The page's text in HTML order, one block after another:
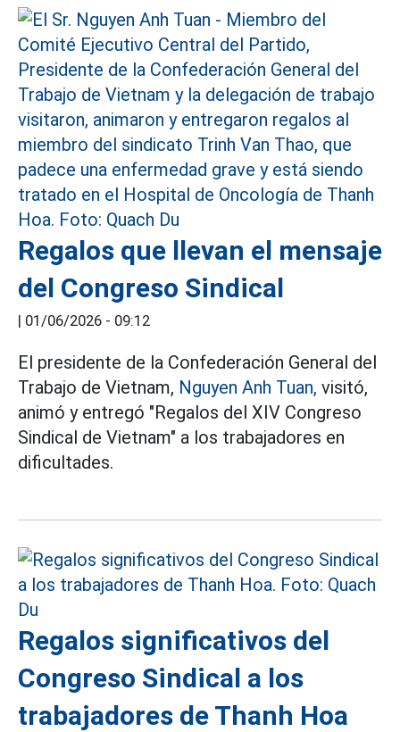
Regalos que llevan el mensaje
del Congreso Sindical
| 01/06/2026 - 09:12
El presidente de la Confederación General del
Trabajo de Vietnam, Nguyen Anh Tuan, visitó,
animó y entregó "Regalos del XIV Congreso
Sindical de Vietnam" a los trabajadores en
dificultades.
Regalos significativos del
Congreso Sindical a los
trabajadores de Thanh Hoa